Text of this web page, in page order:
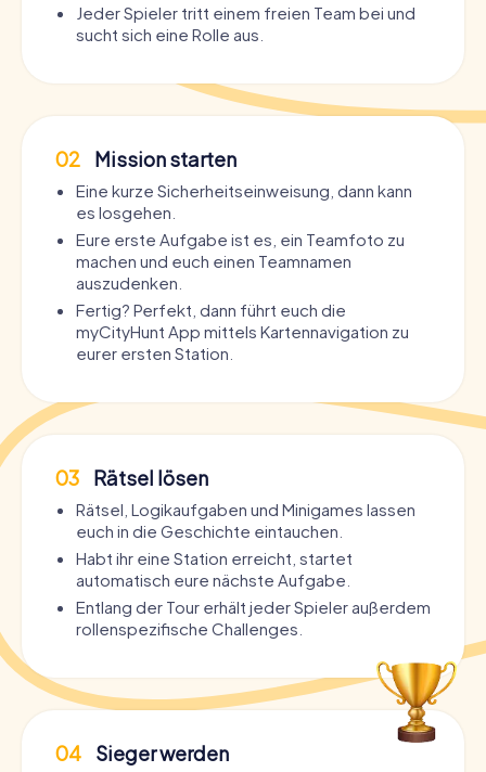
Jeder Spieler tritt einem freien Team bei und
sucht sich eine Rolle aus.
02 Mission starten
Eine kurze Sicherheitseinweisung, dann kann
es losgehen.
Eure erste Aufgabe ist es, ein Teamfoto zu
machen und euch einen Teamnamen
auszudenken.
Fertig? Perfekt, dann führt euch die
myCityHunt App mittels Kartennavigation zu
eurer ersten Station.
03 Rätsel lösen
Rätsel, Logikaufgaben und Minigames lassen
euch in die Geschichte eintauchen.
Habt ihr eine Station erreicht, startet
automatisch eure nächste Aufgabe.
Entlang der Tour erhält jeder Spieler außerdem
rollenspezifische Challenges.
04 Sieger werden